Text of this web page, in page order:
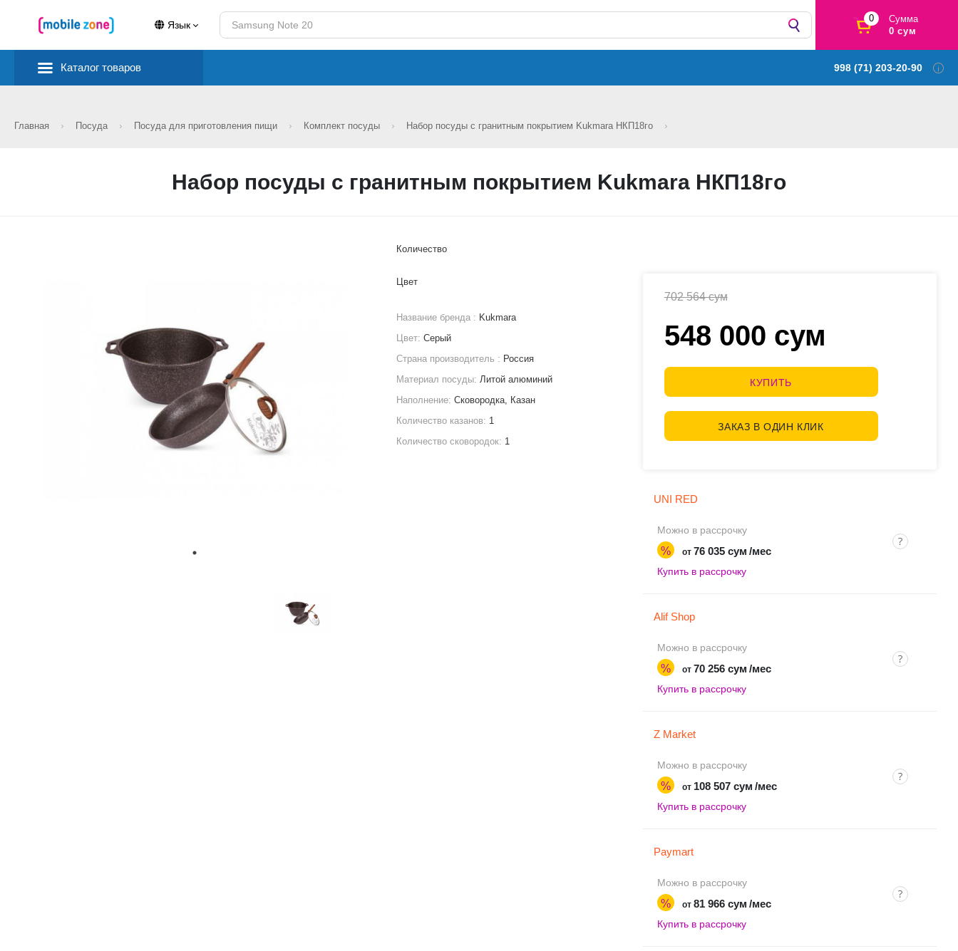
Язык
0
Сумма
0 сум
Каталог товаров 998 (71) 203-20-90
Главная Посуда Посуда для приготовления пищи Комплект посуды Набор посуды с гранитным покрытием Kukmara НКП18го
Набор посуды с гранитным покрытием Kukmara НКП18го
702 564 сум
548 000 сум
КУПИТЬ
ЗАКАЗ В ОДИН КЛИК
UNI RED
Можно в рассрочку
% от 76 035 сум /мес
Купить в рассрочку
Alif Shop
Можно в рассрочку
% от 70 256 сум /мес
Купить в рассрочку
Z Market
Можно в рассрочку
% от 108 507 сум /мес
Купить в рассрочку
Paymart
Можно в рассрочку
% от 81 966 сум /мес
Купить в рассрочку
Количество
Цвет
Название бренда : Kukmara
Цвет:Серый
Страна производитель : Россия
Материал посуды:Литой алюминий
Наполнение:Сковородка, Казан
Количество казанов: 1
Количество сковородок: 1